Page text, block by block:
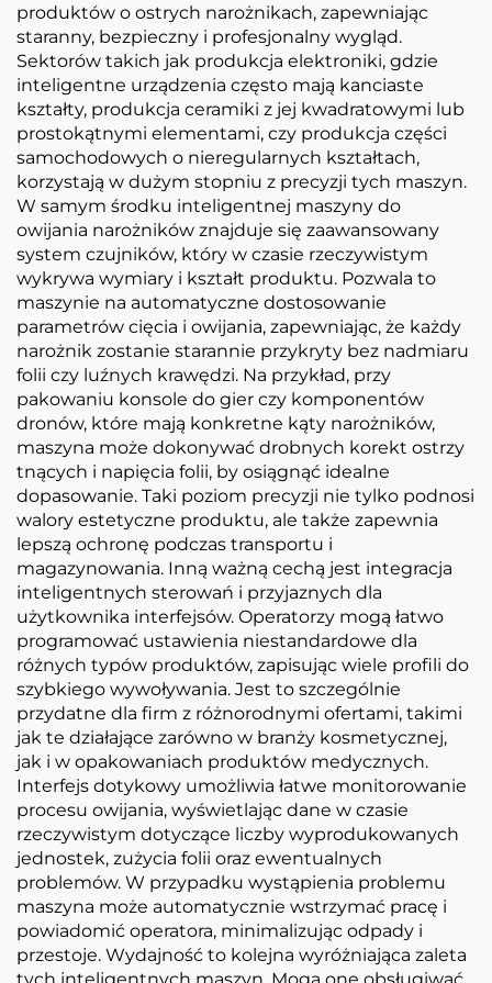
produktów o ostrych narożnikach, zapewniając
staranny, bezpieczny i profesjonalny wygląd.
Sektorów takich jak produkcja elektroniki, gdzie
inteligentne urządzenia często mają kanciaste
kształty, produkcja ceramiki z jej kwadratowymi lub
prostokątnymi elementami, czy produkcja części
samochodowych o nieregularnych kształtach,
korzystają w dużym stopniu z precyzji tych maszyn.
W samym środku inteligentnej maszyny do
owijania narożników znajduje się zaawansowany
system czujników, który w czasie rzeczywistym
wykrywa wymiary i kształt produktu. Pozwala to
maszynie na automatyczne dostosowanie
parametrów cięcia i owijania, zapewniając, że każdy
narożnik zostanie starannie przykryty bez nadmiaru
folii czy luźnych krawędzi. Na przykład, przy
pakowaniu konsole do gier czy komponentów
dronów, które mają konkretne kąty narożników,
maszyna może dokonywać drobnych korekt ostrzy
tnących i napięcia folii, by osiągnąć idealne
dopasowanie. Taki poziom precyzji nie tylko podnosi
walory estetyczne produktu, ale także zapewnia
lepszą ochronę podczas transportu i
magazynowania. Inną ważną cechą jest integracja
inteligentnych sterowań i przyjaznych dla
użytkownika interfejsów. Operatorzy mogą łatwo
programować ustawienia niestandardowe dla
różnych typów produktów, zapisując wiele profili do
szybkiego wywoływania. Jest to szczególnie
przydatne dla firm z różnorodnymi ofertami, takimi
jak te działające zarówno w branży kosmetycznej,
jak i w opakowaniach produktów medycznych.
Interfejs dotykowy umożliwia łatwe monitorowanie
procesu owijania, wyświetlając dane w czasie
rzeczywistym dotyczące liczby wyprodukowanych
jednostek, zużycia folii oraz ewentualnych
problemów. W przypadku wystąpienia problemu
maszyna może automatycznie wstrzymać pracę i
powiadomić operatora, minimalizując odpady i
przestoje. Wydajność to kolejna wyróżniająca zaleta